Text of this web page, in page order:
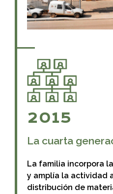
2015
La cuarta
La familia incorpora
y amplía la actividad
distribución de